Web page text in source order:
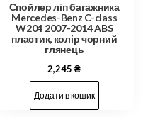
Спойлер ліп багажника
Mercedes-Benz C-class
W204 2007-2014 ABS
пластик, колір чорний
глянець
2,245₴
Додати в кошик